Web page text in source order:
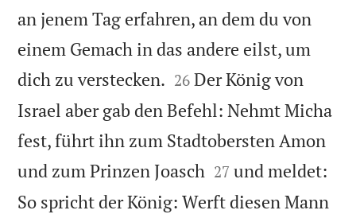
an jenem Tag erfahren, an dem du von
einem Gemach in das andere eilst, um
dich zu verstecken. 

26 Der König von
Israel aber gab den Befehl: Nehmt Micha
fest, führt ihn zum Stadtobersten Amon
und zum Prinzen Joasch 

27 und meldet:
So spricht der König: Werft diesen Mann